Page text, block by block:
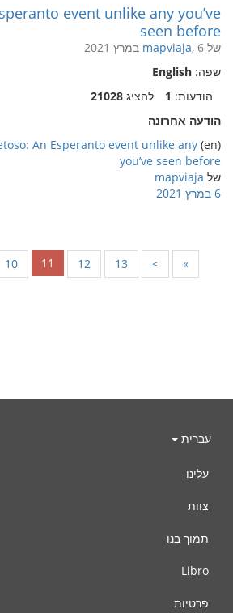
event unlike any you’ve
seen before
של mapviaja, 6 במרץ 2021
שפה: English
הודעות: 1 להציג 21028
הודעה אחרונה
(en)
An Esperanto event unlike any
you’ve seen before
של mapviaja
6 במרץ 2021
10 11 12 13 > »
עברית
עלינו
צוות
תמוך בנו
Libro
פרטיות